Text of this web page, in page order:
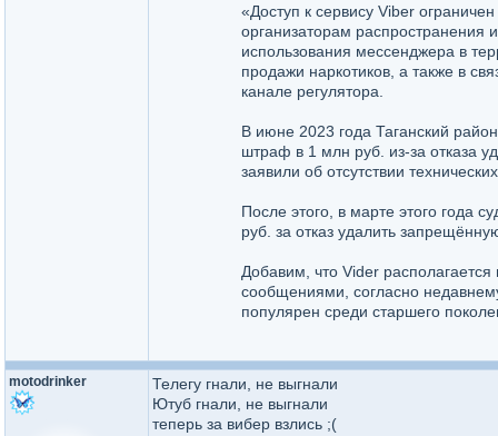
«Доступ к сервису Viber
организаторам
использования мессенджера в
продажи наркотиков, а также в
канале регулятора.
В июне 2023 года Таганский
штраф в 1 млн руб. из-за отказа
заявили об отсутствии
После этого, в марте этого года
руб. за отказ удалить
Добавим, что Vider
сообщениями, согласно
популярен среди старшего
motodrinker
Телегу гнали, не выгнали
Ютуб гнали, не выгнали
теперь за вибер взлись ;(